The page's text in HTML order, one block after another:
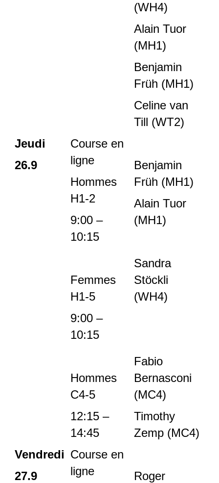
(WH4)
Alain Tuor
(MH1)
Benjamin
Früh (MH1)
Celine van
Till (WT2)
Jeudi
26.9
Course en
ligne
Hommes
H1-2
9:00 –
10:15
Femmes
H1-5
9:00 –
10:15
Hommes
C4-5
12:15 –
14:45
Benjamin
Früh (MH1)
Alain Tuor
(MH1)
Sandra
Stöckli
(WH4)
Fabio
Bernasconi
(MC4)
Timothy
Zemp (MC4)
Vendredi
27.9
Course en
ligne
Roger